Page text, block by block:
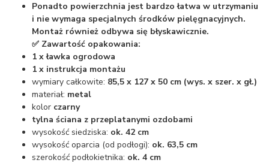
Ponadto powierzchnia jest bardzo łatwa w utrzymaniu
i nie wymaga specjalnych środków pielęgnacyjnych.
Montaż również odbywa się błyskawicznie.
✅ Zawartość opakowania:
1 x ławka ogrodowa
1 x instrukcja montażu
wymiary całkowite: 85,5 x 127 x 50 cm (wys. x szer. x gł.)
materiał: metal
kolor czarny
tylna ściana z przeplatanymi ozdobami
wysokość siedziska: ok. 42 cm
wysokość oparcia (od podłogi): ok. 63,5 cm
szerokość podłokietnika: ok. 4 cm